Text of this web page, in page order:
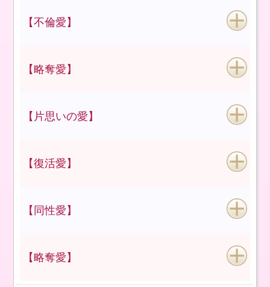
【不倫愛】
【略奪愛】
【片思いの愛】
【復活愛】
【同性愛】
【略奪愛】